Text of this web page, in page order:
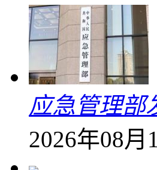
应急管理部
2026年08月